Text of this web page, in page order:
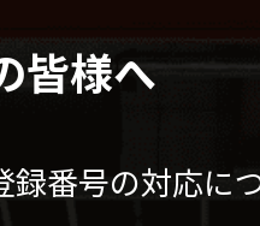
皆様へ
録番号の対応に